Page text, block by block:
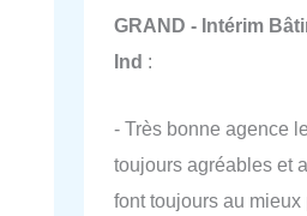
GRAND - Intérim
Ind :
- Très bonne agence
toujours agréables et
font toujours au mieux